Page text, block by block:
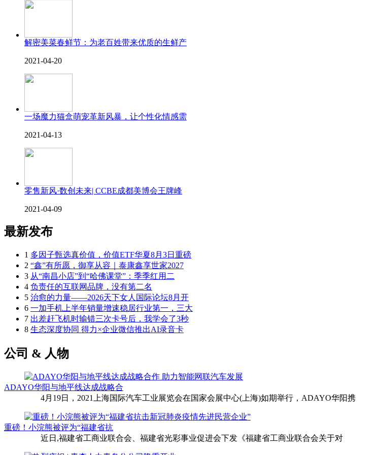
解密美菜春鲜节：为老百姓带来优质的生鲜产
2021-04-20
一场魔力猫盒萌宠革新风暴，让个性化情感需
2021-04-13
零售新风·数创未来| CCBE成都美博会王牌峰
2021-04-09
最新发布
1 多因子甄选真价值，价值ETF华夏8月3日重磅
2 “鑫”有所愿，御享从容｜泰康鑫享世家2027
3 从“南昌小店”到“哈佛课堂”：季季红用二
4 负责任的互联网品牌，没有第二名
5 治愈的力量——2026天下女人国际论坛8月开
6 一加手机上半年销量增速稳居行业第一，三大
7 出差赶飞机时输错三次卡号后，我学会了3秒
8 生态深度协同 得力×企业微信推出AI录音卡
公司 & 人物
ADAYO华阳与地平线达成战略合
4月19日，2021上海国际汽车工业展览会在国家会展中心(上海)如期举行，ADAYO华阳携
重磅！小浣熊被评为“福建省抗
近日,福建省工商业联合会、福建省光彩事业促进会下发《福建省工商业联合会关于对